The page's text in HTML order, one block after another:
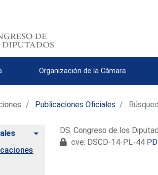
Organización de la Cámara
Publicaciones Oficiales
AlternarDS. Congreso de los
cve: DSCD-14-PL-44